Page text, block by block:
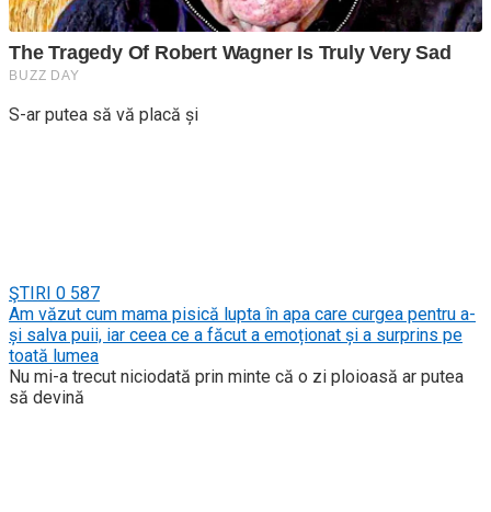
S-ar putea să vă placă și
ŞTIRI 0 587
Am văzut cum mama pisică lupta în apa care curgea pentru a-
și salva puii, iar ceea ce a făcut a emoționat și a surprins pe
toată lumea
Nu mi-a trecut niciodată prin minte că o zi ploioasă ar putea
să devină